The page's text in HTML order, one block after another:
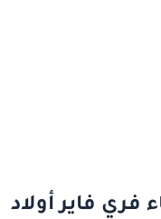
فري فاير أولاد